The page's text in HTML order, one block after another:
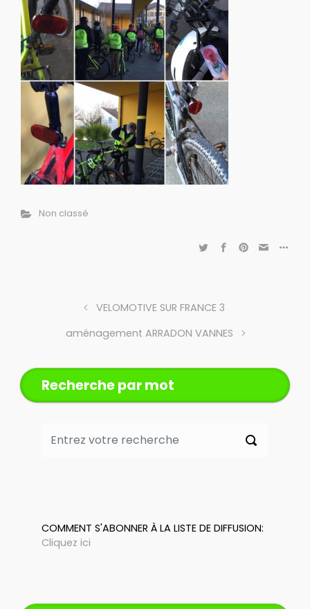
Non classé
VELOMOTIVE SUR FRANCE 3
aménagement ARRADON VANNES
Recherche par mot
COMMENT S'ABONNER À LA LISTE DE DIFFUSION:
Cliquez ici